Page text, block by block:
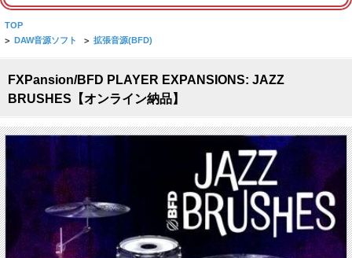
TOP
> DAW音源ソフト > 拡張音源(BFD)
FXPansion/BFD PLAYER EXPANSIONS: JAZZ
BRUSHES【オンライン納品】